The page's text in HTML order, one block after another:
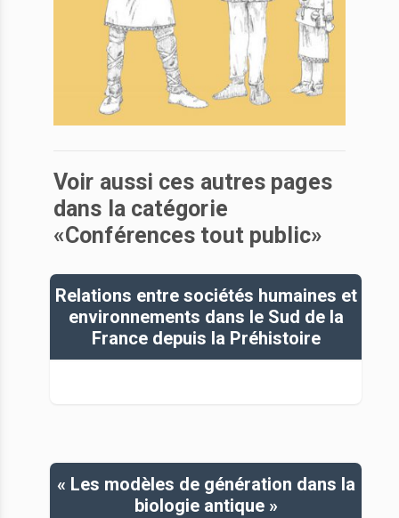
Voir aussi ces autres pages
dans la catégorie
«Conférences tout public»
Relations entre sociétés humaines et
environnements dans le Sud de la
France depuis la Préhistoire
« Les modèles de génération dans la
biologie antique »